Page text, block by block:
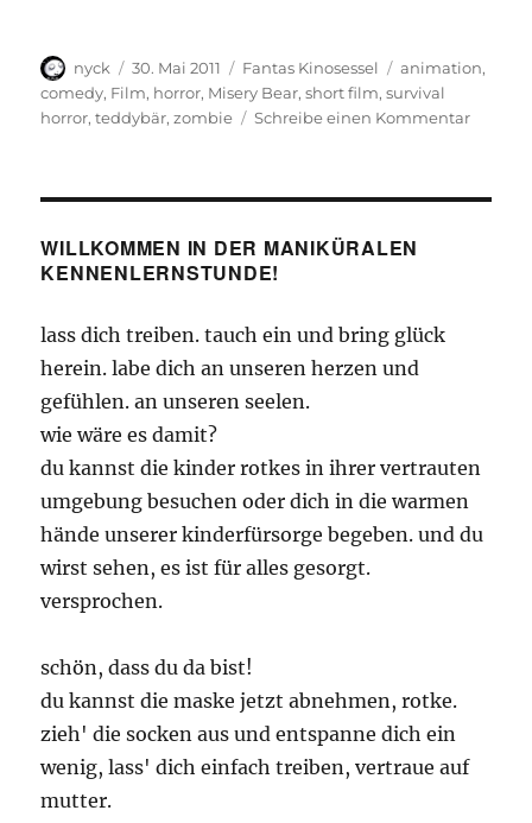
Autor
nyck
Veröffentlicht
am
30. Mai 2011 Kategorien
Fantas Kinosessel Schlagwörter
animation,
comedy, Film, horror, Misery Bear,short film,survival
horror,teddybär,zombie Schreibe einen Kommentarzu
WILLKOMMEN IN DER MANIKÜRALEN
KENNENLERNSTUNDE!
lass dich treiben. tauch ein und bring glück
herein. labe dich an unseren herzen und
gefühlen. an unseren seelen.
wie wäre es damit?
du kannst die kinder rotkes in ihrer vertrauten
umgebung besuchen oder dich in die warmen
hände unserer kinderfürsorge begeben. und du
wirst sehen, es ist für alles gesorgt.
versprochen.
schön, dass du da bist!
du kannst die maske jetzt abnehmen, rotke.
zieh' die socken aus und entspanne dich ein
wenig, lass' dich einfach treiben, vertraue auf
mutter.